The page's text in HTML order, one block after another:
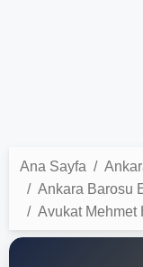
Ana Sayfa
Ankara Barosu
Avukat Mehmet